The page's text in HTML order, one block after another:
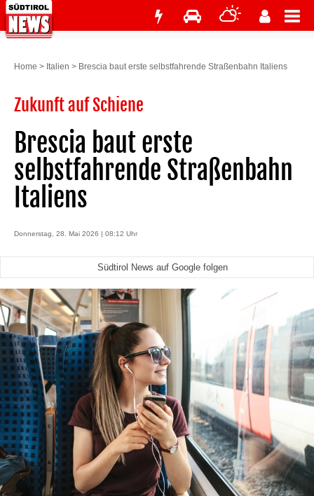
Home > Italien > Brescia baut erste selbstfahrende Straßenbahn Italiens
Zukunft auf Schiene
Brescia baut erste
selbstfahrende Straßenbahn
Italiens
Donnerstag, 28. Mai 2026 | 08:12 Uhr
Südtirol News auf Google folgen